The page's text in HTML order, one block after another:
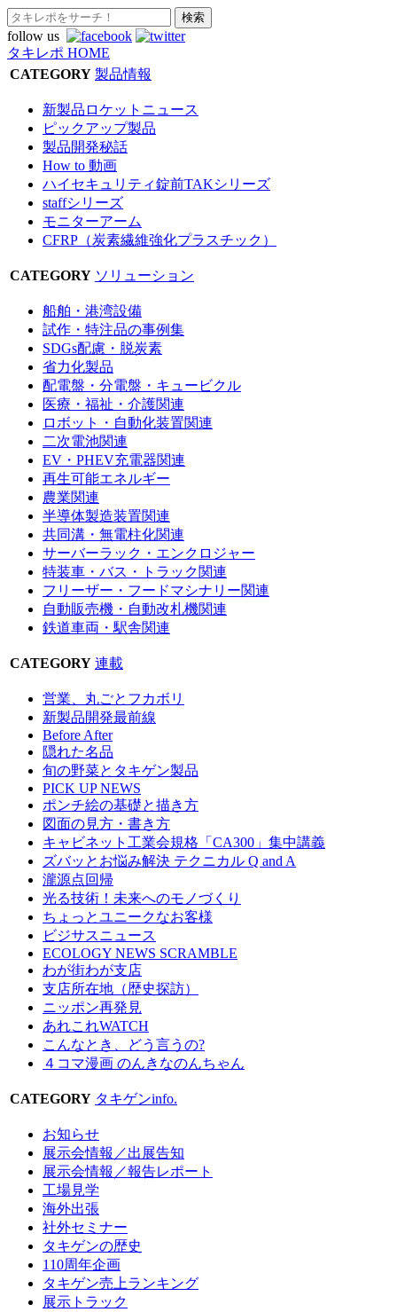
follow us
タキレポ HOME
CATEGORY 製品情報
新製品ロケットニュース
ピックアップ製品
製品開発秘話
How to 動画
ハイセキュリティ錠前TAKシリーズ
staffシリーズ
モニターアーム
CFRP（炭素繊維強化プラスチック）
CATEGORY ソリューション
船舶・港湾設備
試作・特注品の事例集
SDGs配慮・脱炭素
省力化製品
配電盤・分電盤・キュービクル
医療・福祉・介護関連
ロボット・自動化装置関連
二次電池関連
EV・PHEV充電器関連
再生可能エネルギー
農業関連
半導体製造装置関連
共同溝・無電柱化関連
サーバーラック・エンクロジャー
特装車・バス・トラック関連
フリーザー・フードマシナリー関連
自動販売機・自動改札機関連
鉄道車両・駅舎関連
CATEGORY 連載
営業、丸ごとフカボリ
新製品開発最前線
Before After
隠れた名品
旬の野菜とタキゲン製品
PICK UP NEWS
ポンチ絵の基礎と描き方
図面の見方・書き方
キャビネット工業会規格「CA300」集中講義
ズバッとお悩み解決 テクニカル Q and A
瀧源点回帰
光る技術！未来へのモノづくり
ちょっとユニークなお客様
ビジサスニュース
ECOLOGY NEWS SCRAMBLE
わが街わが支店
支店所在地（歴史探訪）
ニッポン再発見
あれこれWATCH
こんなとき、どう言うの?
４コマ漫画 のんきなのんちゃん
CATEGORY タキゲンinfo.
お知らせ
展示会情報／出展告知
展示会情報／報告レポート
工場見学
海外出張
社外セミナー
タキゲンの歴史
110周年企画
タキゲン売上ランキング
展示トラック